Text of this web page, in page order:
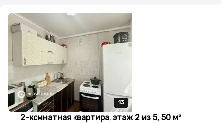
13
13
13
13
13
2-комнатная квартира, этаж 2 из 5, 50 м²